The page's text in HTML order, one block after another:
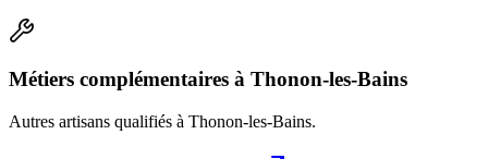
Métiers complémentaires à Thonon-les-Bains
Autres artisans qualifiés à Thonon-les-Bains.